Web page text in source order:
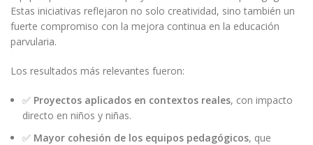
Estas iniciativas reflejaron no solo creatividad, sino también un
fuerte compromiso con la mejora continua en la educación
parvularia.
Los resultados más relevantes fueron:
✅ Proyectos aplicados en contextos reales, con impacto
directo en niños y niñas.
✅ Mayor cohesión de los equipos pedagógicos, que